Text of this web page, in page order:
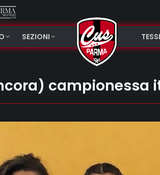
SEZIONI
campionessa